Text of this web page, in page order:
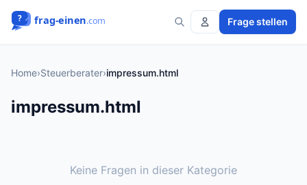
Frage stellen
Home›Steuerberater›impressum.html
impressum.html
Keine Fragen in dieser Kategorie